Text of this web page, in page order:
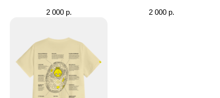
2 000 р. 2 000 р.